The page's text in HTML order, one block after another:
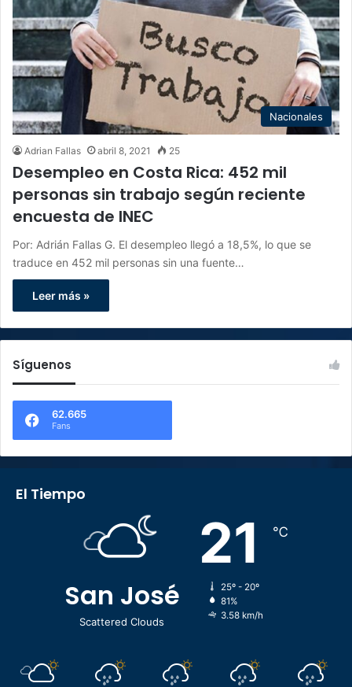
Nacionales
Adrian Fallas abril 8, 2021 25
Desempleo en Costa Rica: 452 mil
personas sin trabajo según reciente
encuesta de INEC
Por: Adrián Fallas G. El desempleo llegó a 18,5%, lo que se
traduce en 452 mil personas sin una fuente…
Leer más »
Síguenos
62.665
Fans
El Tiempo
San José
Scattered Clouds
21 ℃
25º - 20º
81%
3.58 km/h